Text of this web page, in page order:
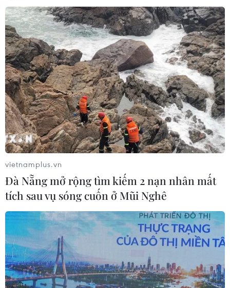
Chứng khoán Việt Nam ngày 15/7: Giao
dịch ảm đạm, thị trường giảm điểm
15/07/2019 10:07
Kết thúc phiên giao dịch ngày 15/7, VN-Index giảm 2,87
điểm xuống 972,53 điểm. Khối lượng giao dịch đạt trên
150,55 triệu đơn vị, tương ứng giá trị trên 3.567,4 tỷ
đồng.
vietnamplus.vn
Đà Nẵng mở rộng tìm kiếm 2 nạn nhân mất
tích sau vụ sóng cuốn ở Mũi Nghê